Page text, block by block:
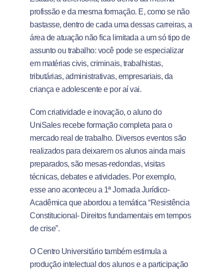
profissão e da mesma formação. E, como se não
bastasse, dentro de cada uma dessas carreiras, a
área de atuação não fica limitada a um só tipo de
assunto ou trabalho: você pode se especializar
em matérias civis, criminais, trabalhistas,
tributárias, administrativas, empresariais, da
criança e adolescente e por aí vai.
Com criatividade e inovação, o aluno do
UniSales recebe formação completa para o
mercado real de trabalho. Diversos eventos são
realizados para deixarem os alunos ainda mais
preparados, são mesas-redondas, visitas
técnicas, debates e atividades. Por exemplo,
esse ano aconteceu a 1ª Jornada Jurídico-
Acadêmica que abordou a temática “Resistência
Constitucional- Direitos fundamentais em tempos
de crise”.
O Centro Universitário também estimula a
produção intelectual dos alunos e a participação